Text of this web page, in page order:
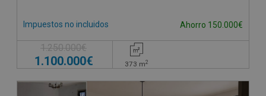
Impuestos no incluidos Ahorro 150.000€
1.250.000€
1.100.000€ 373 m2